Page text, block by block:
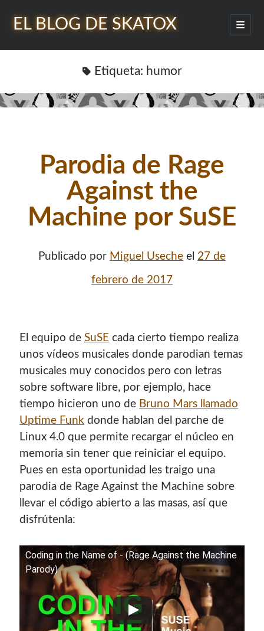
EL BLOG DE SKATOX
abrir
menú
Barra
¡Hola mi nombre es Miguel Useche!
Soydesarrollador web, colaboro en comunidades como
Mozilla (Hispano |Venezuela)y enWordPress Venezuela
promuevo tecnologías abiertas, mantengoPKGBUILDS
de Archlinux, plugins de WordPress
y me gusta organizar
clases por 10 años. Como siempre me ha gustado
enseñar, comparto algunas de mis opiniones y
experiencias en el mundo informático en este blog.
Puedescontactarmeo leer más sobre mi
mi página profesional.
Etiqueta: humor
Parodia de Rage
Against the
Machine por SuSE
Publicado por Miguel Useche el 27 de
febrero de 2017
El equipo deSuSE cada cierto tiempo realiza
unos vídeos musicales donde parodian temas
musicales muy conocidos pero con letras
sobre software libre, por ejemplo, hace
tiempo hicieron uno de Bruno Mars llamado
Uptime Funk donde hablan del parche de
Linux 4.0 que permite recargar el núcleo en
memoria sin tener que reiniciar el equipo.
Pues en esta oportunidad les traigo una
parodia de Rage Against the Machine sobre
llevar el código abierto a las masas, así que
disfrútenla:
Coding in the Name of - (Rage Against the Machine
Parody)